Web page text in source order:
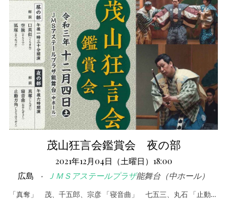
茂山狂言会鑑賞会 夜の部
2021年12月04日（土曜日）18:00
広島
ＪＭＳアステールプラザ能舞台（中ホール）
「真奪」 茂、千五郎、宗彦 「寝音曲」 七五三、丸石 「止動…